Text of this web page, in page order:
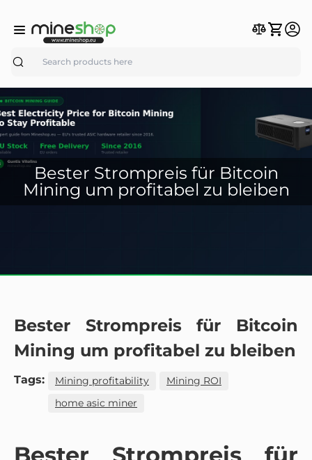
Search
Bester Strompreis für Bitcoin
Mining um profitabel zu bleiben
Bester Strompreis für Bitcoin
Mining um profitabel zu bleiben
Tags: Mining profitability
Mining ROI
home asic miner
Bester Strompreis für